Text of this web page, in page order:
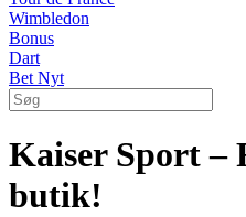
Wimbledon
Bonus
Dart
Bet Nyt
Kaiser Sport –
butik!